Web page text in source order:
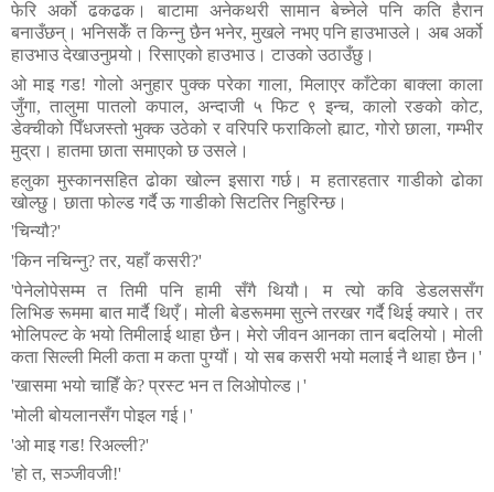
फेरि अर्को ढकढक। बाटामा अनेकथरी सामान बेच्नेले पनि कति हैरान
बनाउँछन्। भनिसकेँ त किन्नु छैन भनेर,मुखले नभए पनि हाउभाउले। अब अर्को
हाउभाउ देखाउनुपर्‍यो। रिसाएको हाउभाउ। टाउको उठाउँछु।
ओ माइ गड! गोलो अनुहार पुक्क परेका गाला, मिलाएर काँटेका बाक्ला काला
जुँगा, तालुमा पातलो कपाल, अन्दाजी ५ फिट ९ इन्च, कालो रङको कोट,
डेक्चीको पिँधजस्तो भुक्क उठेको र वरिपरि फराकिलो ह्याट, गोरो छाला,गम्भीर
मुद्रा। हातमा छाता समाएको छ उसले।
हलुका मुस्कानसहित ढोका खोल्न इसारा गर्छ। म हतारहतार गाडीको ढोका
खोल्छु। छाता फोल्ड गर्दै ऊ गाडीको सिटतिर निहुरिन्छ।
'चिन्यौ?'
'किन नचिन्नु? तर, यहाँ कसरी?'
'पेनेलोपेसम्म त तिमी पनि हामी सँगै थियौ। म त्यो कवि
डेडलससँग
लिभिङ रूममा बात मार्दै थिएँ। मोली बेडरूममा सुत्ने तरखर गर्दै थिई क्यारे। तर
भोलिपल्ट के भयो तिमीलाई थाहा छैन। मेरो जीवन आनका तान बदलियो। मोली
कता सिल्ली मिली कता म कता पुग्यौं। यो सब कसरी भयो मलाई नै थाहा छैन। '
'खासमा भयो चाहिँ के? प्रस्ट भन त लिओपोल्ड। '
'मोली बोयलानसँग पोइल गई। '
'ओ माइ गड! रिअल्ली?'
'हो त, सञ्जीवजी!'